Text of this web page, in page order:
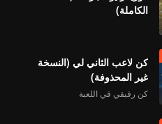
الكاملة)
كن لاعب الثاني لي (النسخة
غير المحذوفة)
كن رفيقي في اللعبة